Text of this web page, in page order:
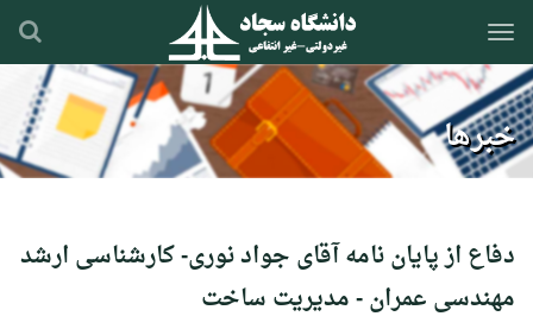
رفتن
محتوای
اصلی
خبرها
دفاع از پایان نامه آقای جواد نوری- کارشناسی ارشد
مهندسی عمران - مدیریت ساخت